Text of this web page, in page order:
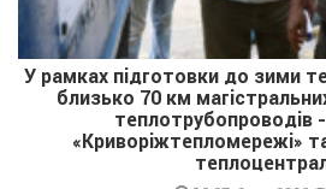
У рамках підготовки до зими
близько 70 км
теплотрубопроводів
«Криворіжтепломережі»